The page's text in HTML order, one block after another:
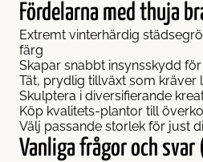
Fördelarna med thuja
Extremt vinterhärdig
färg
Skapar snabbt insynsskydd
Tät, prydlig tillväxt som kräver
Skulptera i diversifierande
Köp kvalitets-plantor till
Välj passande storlek för just
Vanliga frågor och svar